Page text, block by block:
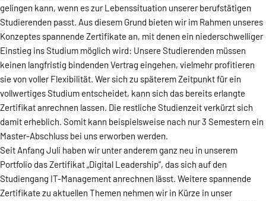
gelingen kann, wenn es zur Lebenssituation unserer berufstätigen
Studierenden passt. Aus diesem Grund bieten wir im Rahmen unseres
Konzeptes spannende Zertifikate an, mit denen ein niederschwelliger
Einstieg ins Studium möglich wird: Unsere Studierenden müssen
keinen langfristig bindenden Vertrag eingehen, vielmehr profitieren
sie von voller Flexibilität. Wer sich zu späterem Zeitpunkt für ein
vollwertiges Studium entscheidet, kann sich das bereits erlangte
Zertifikat anrechnen lassen. Die restliche Studienzeit verkürzt sich
damit erheblich. Somit kann beispielsweise nach nur 3 Semestern ein
Master-Abschluss bei uns erworben werden.
Seit Anfang Juli haben wir unter anderem ganz neu in unserem
Portfolio das Zertifikat „Digital Leadership“, das sich auf den
Studiengang IT-Management anrechnen lässt. Weitere spannende
Zertifikate zu aktuellen Themen nehmen wir in Kürze in unser